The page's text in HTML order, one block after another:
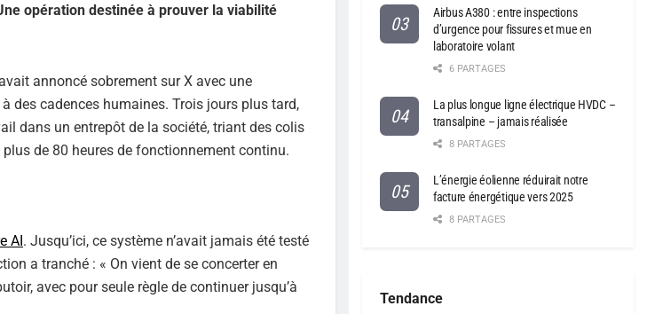
opération destinée à prouver la viabilité
annoncé sobrement sur X avec une
des cadences humaines. Trois jours plus tard,
dans un entrepôt de la société, triant des colis
de 80 heures de fonctionnement continu.
AI. Jusqu’ici, ce système n’avait jamais été testé
a tranché : « On vient de se concerter en
avec pour seule règle de continuer jusqu’à
Airbus A380 : entre inspections
d’urgence pour fissures et mue en
laboratoire volant
6 PARTAGES
La plus longue ligne électrique HVDC –
transalpine – jamais réalisée
8 PARTAGES
L’énergie éolienne réduirait notre
facture énergétique vers 2025
8 PARTAGES
Tendance